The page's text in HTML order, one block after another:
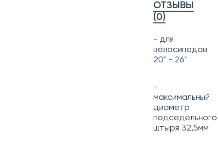
ОТЗЫВЫ
(0)
- для
велосипедов
20" - 26"
-
максимальный
диаметр
подседельного
штыря 32,5мм